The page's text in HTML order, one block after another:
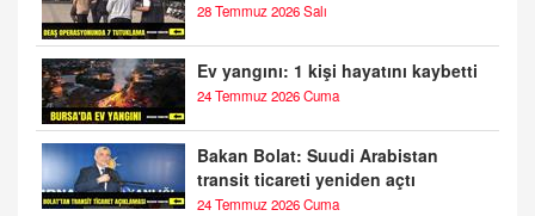
28 Temmuz 2026 Salı
Ev yangını: 1 kişi hayatını kaybetti
24 Temmuz 2026 Cuma
Bakan Bolat: Suudi Arabistan
transit ticareti yeniden açtı
24 Temmuz 2026 Cuma